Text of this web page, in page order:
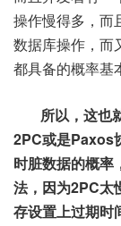
操作慢得多，而
数据库操作，而
都具备的概率基
所以，这也
2PC或是Paxos
时脏数据的概
法，因为2PC太
存设置上过期时